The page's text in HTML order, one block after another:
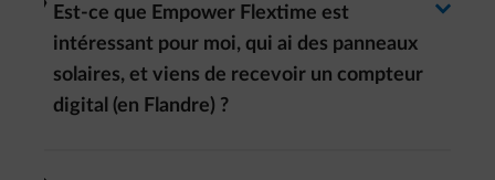
Est-ce que Empower Flextime est
intéressant pour moi, qui ai des panneaux
solaires, et viens de recevoir un compteur
digital (en Flandre) ?
arrow-right